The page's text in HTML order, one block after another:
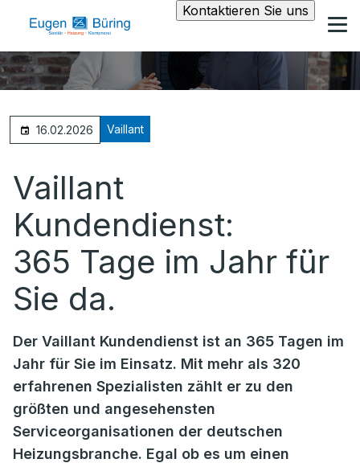
Kontaktieren Sie uns
16.02.2026 Vaillant
Vaillant
Kundendienst:
365 Tage im Jahr für
Sie da.
Der Vaillant Kundendienst ist an 365 Tagen im
Jahr für Sie im Einsatz. Mit mehr als 320
erfahrenen Spezialisten zählt er zu den
größten und angesehensten
Serviceorganisationen der deutschen
Heizungsbranche. Egal ob es um einen